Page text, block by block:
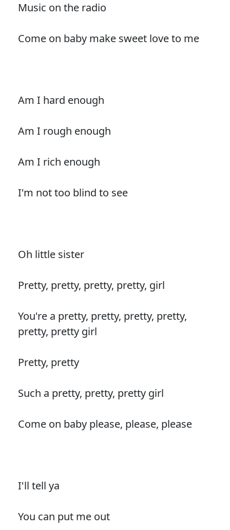
Music on the radio
Come on baby make sweet love to me
Am I hard enough
Am I rough enough
Am I rich enough
I'm not too blind to see
Oh little sister
Pretty, pretty, pretty, pretty, girl
You're a pretty, pretty, pretty, pretty,
pretty, pretty girl
Pretty, pretty
Such a pretty, pretty, pretty girl
Come on baby please, please, please
I'll tell ya
You can put me out